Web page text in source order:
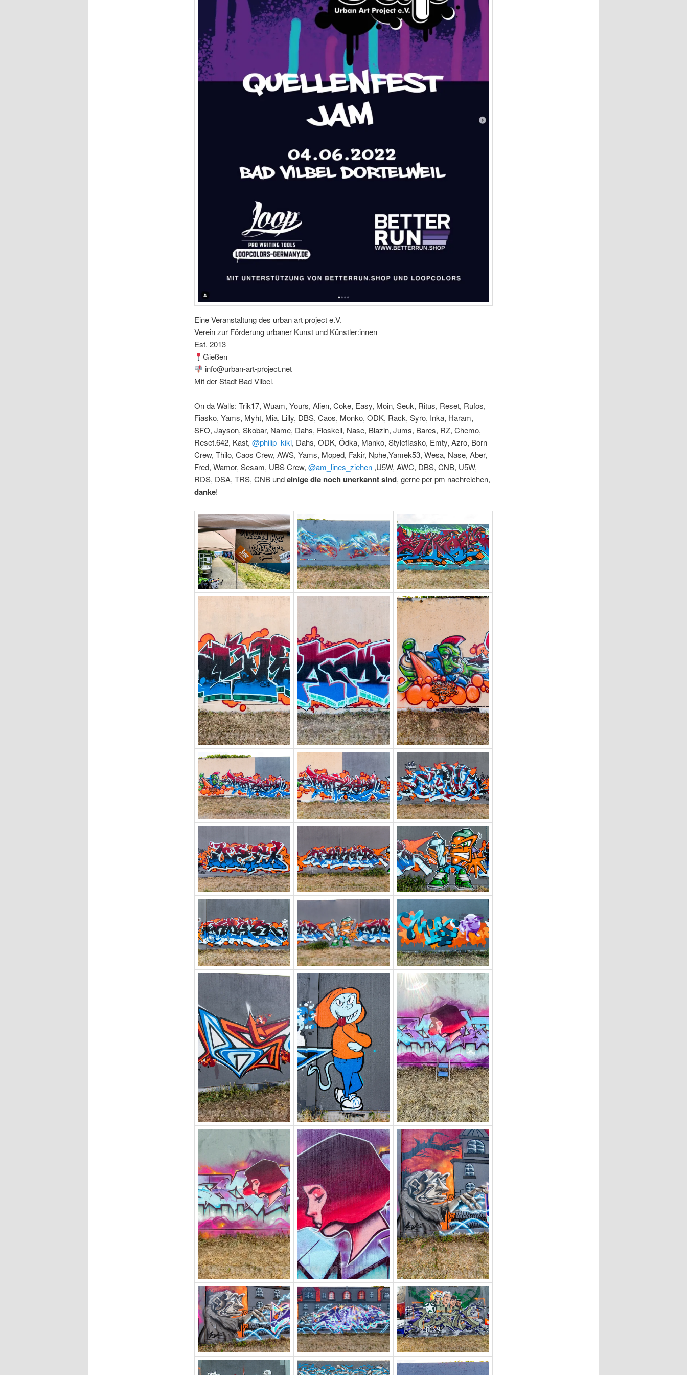
Eine Veranstaltung des urban art project e.V.
Verein zur Förderung urbaner Kunst und Künstler:innen
Est. 2013
Gießen
info@urban-art-project.net
Mit der Stadt Bad Vilbel.
On da Walls: Trik17, Wuam, Yours, Alien, Coke, Easy, Moin, Seuk, Ritus, Reset, Rufos,
Fiasko, Yams, Myht, Mia, Lilly, DBS, Caos, Monko, ODK, Rack, Syro, Inka, Haram,
SFO, Jayson, Skobar, Name, Dahs, Floskell, Nase, Blazin, Jums, Bares, RZ, Chemo,
Reset.642, Kast, @philip_kiki, Dahs, ODK, Ödka, Manko, Stylefiasko, Emty, Azro, Born
Crew, Thilo, Caos Crew, AWS, Yams, Moped, Fakir, Nphe,Yamek53, Wesa, Nase, Aber,
Fred, Wamor, Sesam, UBS Crew, @am_lines_ziehen,U5W, AWC, DBS, CNB, U5W,
RDS, DSA, TRS, CNB undeinige die noch unerkannt sind, gerne per pm nachreichen,
danke!